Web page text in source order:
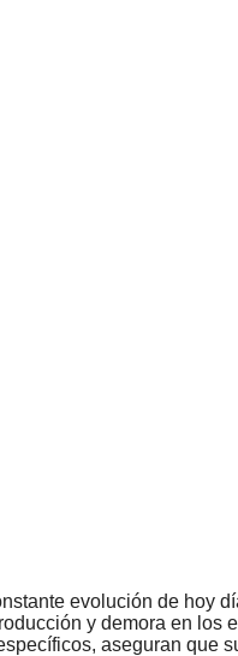
evolución de hoy
y demora en los
aseguran que